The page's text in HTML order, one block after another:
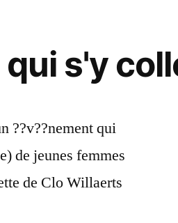
s'y
??v??nement qui
de jeunes femmes
de Clo Willaerts